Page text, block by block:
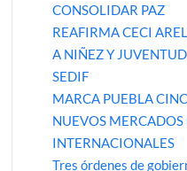
CONSOLIDAR PAZ
REAFIRMA CECI
A NIÑEZ Y
SEDIF
MARCA PUEBLA
NUEVOS
INTERNACIONALES
Tres órdenes de